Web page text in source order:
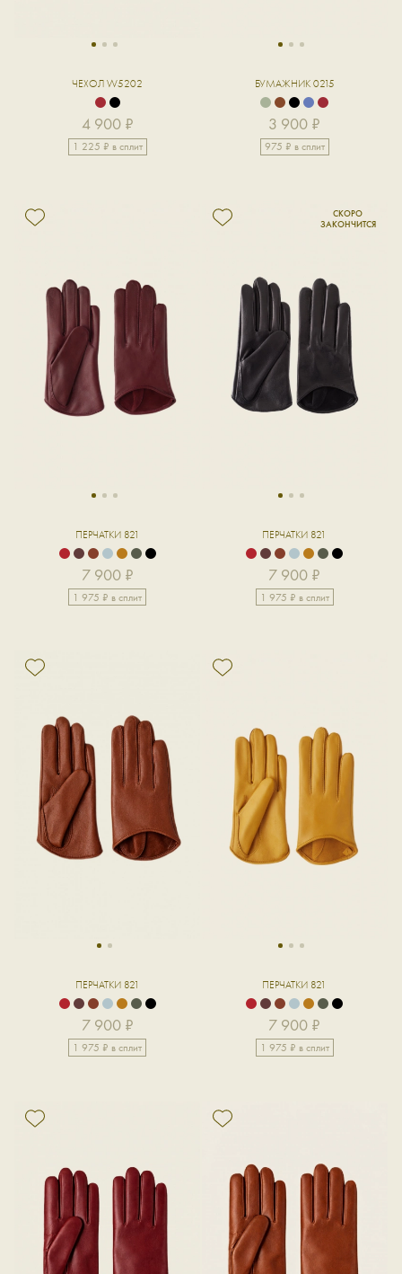
1 2 3
ЧЕХОЛ W5202
4 900 ₽
1 225 ₽ в сплит
1 2 3
БУМАЖНИК 0215
3 900 ₽
975 ₽ в сплит
1 2 3
ПЕРЧАТКИ 821
7 900 ₽
1 975 ₽ в сплит
1 2 3
ПЕРЧАТКИ 821
7 900 ₽
1 975 ₽ в сплит
1 2
ПЕРЧАТКИ 821
7 900 ₽
1 975 ₽ в сплит
1 2 3
ПЕРЧАТКИ 821
7 900 ₽
1 975 ₽ в сплит